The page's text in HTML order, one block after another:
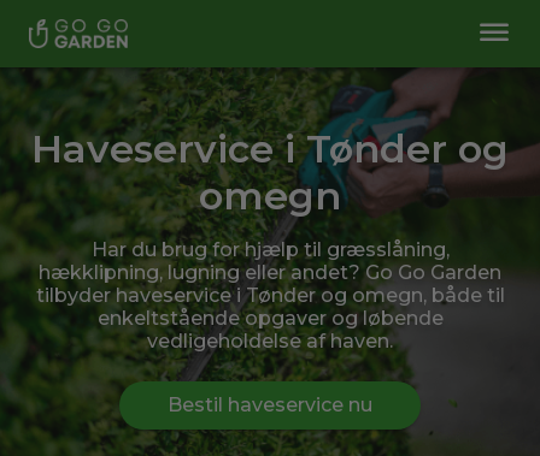
Haveservice i Tønder og
omegn
Har du brug for hjælp til græsslåning,
hækklipning, lugning eller andet? Go Go Garden
tilbyder haveservice i Tønder og omegn, både til
enkeltstående opgaver og løbende
vedligeholdelse af haven.
Bestil haveservice nu